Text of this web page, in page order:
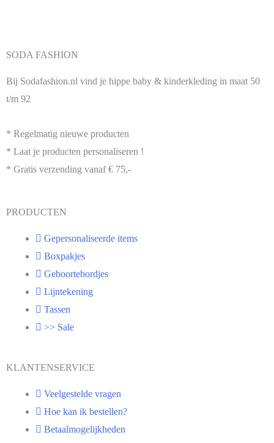
SODA FASHION
Bij Sodafashion.nl vind je hippe baby & kinderkleding in maat 50
t/m 92
* Regelmatig nieuwe producten
* Laat je producten personaliseren !
* Gratis verzending vanaf € 75,-
PRODUCTEN
Gepersonaliseerde items
Boxpakjes
Geboortebordjes
Lijntekening
Tassen
>> Sale
KLANTENSERVICE
Veelgestelde vragen
Hoe kan ik bestellen?
Betaalmogelijkheden